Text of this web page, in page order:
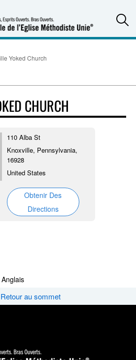
Yoked Church
CHURCH
110 Alba St
Knoxville, Pennsylvania,
16928
United States
Obtenir Des
Directions
Anglais
au sommet